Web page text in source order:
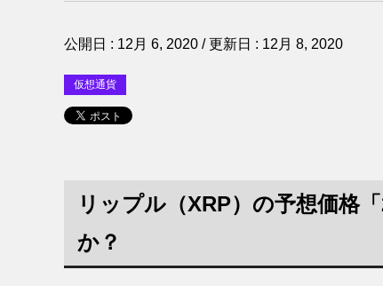
公開日 : 12月 6, 2020 / 更新日 : 12月 8, 2020
仮想通貨
リップル（XRP）の予想価格
か？